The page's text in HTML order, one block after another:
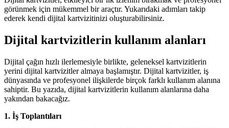
görünmek için mükemmel bir araçtır. Yukarıdaki adımları takip
ederek kendi dijital kartvizitinizi oluşturabilirsiniz.
Dijital kartvizitlerin kullanım alanları
Dijital çağın hızlı ilerlemesiyle birlikte, geleneksel kartvizitlerin
yerini dijital kartvizitler almaya başlamıştır. Dijital kartvizitler, iş
dünyasında ve profesyonel ilişkilerde birçok farklı kullanım alanına
sahiptir. Bu yazıda, dijital kartvizitlerin kullanım alanlarına daha
yakından bakacağız.
1. İş Toplantıları